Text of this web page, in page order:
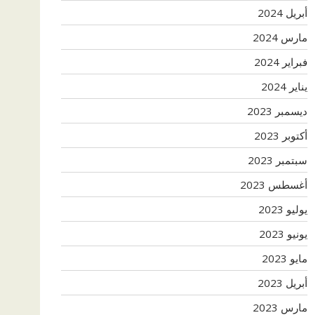
أبريل 2024
مارس 2024
فبراير 2024
يناير 2024
ديسمبر 2023
أكتوبر 2023
سبتمبر 2023
أغسطس 2023
يوليو 2023
يونيو 2023
مايو 2023
أبريل 2023
مارس 2023